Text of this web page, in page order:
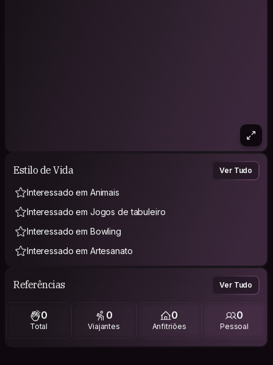
Estilo de Vida Ver Tudo
Interessado em Animais
Interessado em Jogos de tabuleiro
Interessado em Bowling
Interessado em Artesanato
Referências Ver Tudo
0
Total
0
Viajantes
0
Anfitriões
0
Pessoal